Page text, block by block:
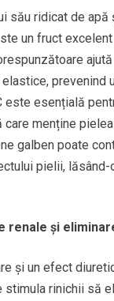
său ridicat de apă
un fruct
prevenind
este esențială
care menține
galben poate
pielii, lăsând-
renale și
și un efect
stimula rinichii să